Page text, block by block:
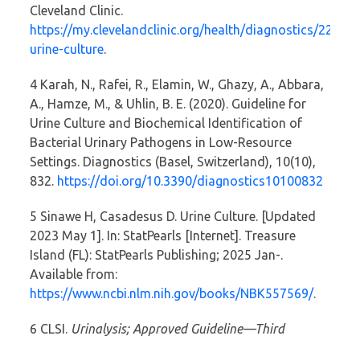
Cleveland Clinic.
https://my.clevelandclinic.org/health/diagnostics/22126-
urine-culture.
4 Karah, N., Rafei, R., Elamin, W., Ghazy, A., Abbara,
A., Hamze, M., & Uhlin, B. E. (2020). Guideline for
Urine Culture and Biochemical Identification of
Bacterial Urinary Pathogens in Low-Resource
Settings. Diagnostics (Basel, Switzerland), 10(10),
832. https://doi.org/10.3390/diagnostics10100832
5 Sinawe H, Casadesus D. Urine Culture. [Updated
2023 May 1]. In: StatPearls [Internet]. Treasure
Island (FL): StatPearls Publishing; 2025 Jan-.
Available from:
https://www.ncbi.nlm.nih.gov/books/NBK557569/.
6 CLSI. Urinalysis; Approved Guideline—Third